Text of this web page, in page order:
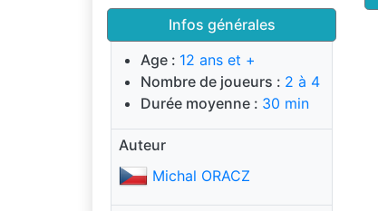
Infos générales
Age : 12 ans et +
Nombre de joueurs : 2 à 4
Durée moyenne : 30 min
Auteur
Michal ORACZ